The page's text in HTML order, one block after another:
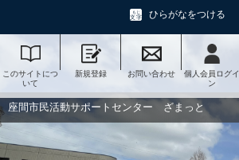
ひらがなをつける
このサイトにつ
いて
新規登録 お問い合わせ
個人会員ログイ
ン
座間市民活動サポートセンター ざまっと